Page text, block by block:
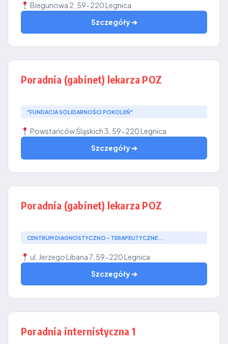
Biegunowa 2, 59-220 Legnica
Szczegóły ➔
Poradnia (gabinet) lekarza POZ
"FUNDACJA SOLIDARNOŚCI POKOLEŃ"
Powstańców Śląskich 3, 59-220 Legnica
Szczegóły ➔
Poradnia (gabinet) lekarza POZ
CENTRUM DIAGNOSTYCZNO - TERAPEUTYCZNE...
ul. Jerzego Libana 7, 59-220 Legnica
Szczegóły ➔
Poradnia internistyczna 1